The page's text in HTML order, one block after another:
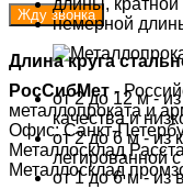
РосСибМет -
металлопроката и
Офис: Санкт-
Металлосклад
Металлосклад
длины,
немерной
Длина круга
от 2 до 12 м -
качества и
от 2 до 6 м - из
легированной
от 1 до 6 м - из